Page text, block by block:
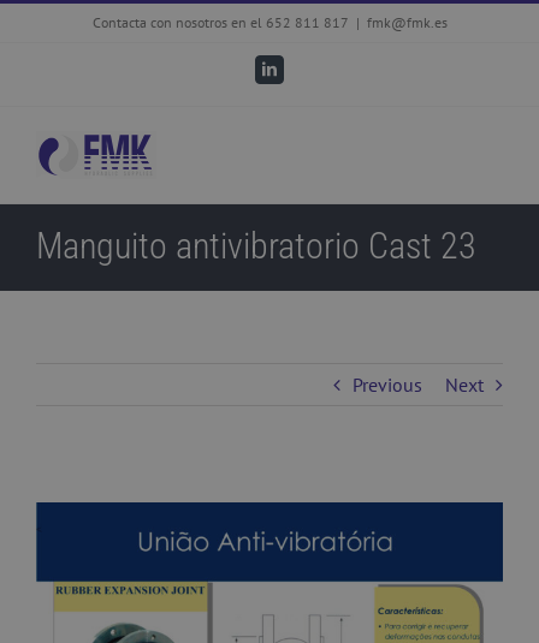
Contacta con nosotros en el 652 811 817 | fmk@fmk.es
LinkedIn
Manguito antivibratorio Cast 23
Previous Next